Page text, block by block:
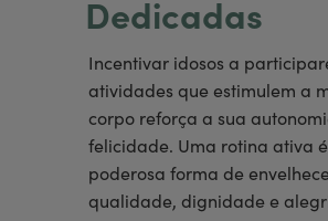
Dedicadas
Incentivar idosos a
atividades que estimulem a
corpo reforça a sua
felicidade. Uma rotina ativa
poderosa forma de
qualidade, dignidade e